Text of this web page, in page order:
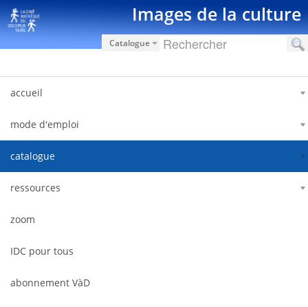
Saut au contenu Images de la culture
Catalogue
accueil
mode d'emploi
catalogue
ressources
zoom
IDC pour tous
abonnement VàD